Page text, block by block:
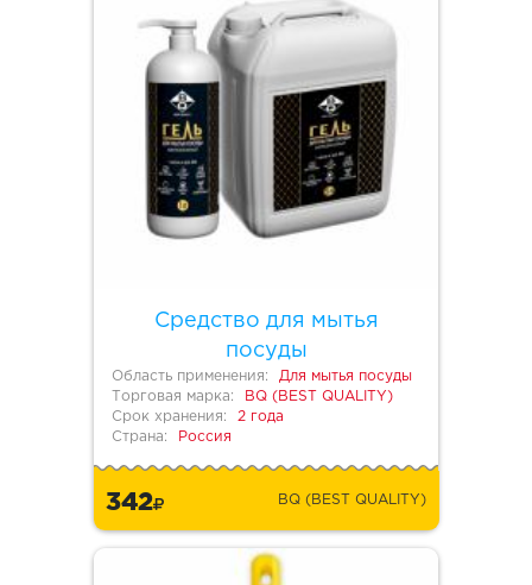
Средство для мытья
посуды
Область применения:
Для мытья посуды
Торговая марка:
BQ (BEST QUALITY)
Срок хранения:
2 года
Страна:
Россия
342 BQ (BEST QUALITY)